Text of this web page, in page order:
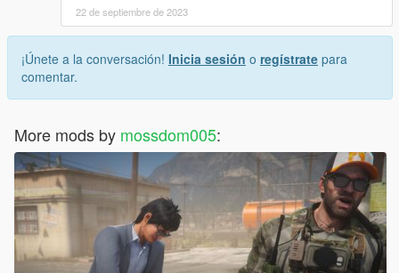
22 de septiembre de 2023
¡Únete a la conversación! Inicia sesión o regístrate para
comentar.
More mods by mossdom005: